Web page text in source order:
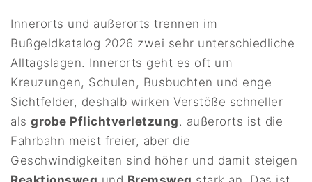
Innerorts und außerorts trennen im
Bußgeldkatalog 2026 zwei sehr unterschiedliche
Alltagslagen. Innerorts geht es oft um
Kreuzungen, Schulen, Busbuchten und enge
Sichtfelder, deshalb wirken Verstöße schneller
alsgrobe Pflichtverletzung. außerorts ist die
Fahrbahn meist freier, aber die
Geschwindigkeiten sind höher und damit steigen